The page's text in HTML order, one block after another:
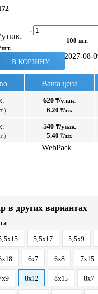
шт.
-
100 шт.
В КОРЗИНУ
2027-08-
Ваша цена
620 ₸/упак.
6.20 ₸/шт.
540 ₸/упак.
5.40 ₸/шт.
WebPack
в других вариантах
5,5x17 5,5x9
6x7 6x8 7x15
8x12 8x15 8x7